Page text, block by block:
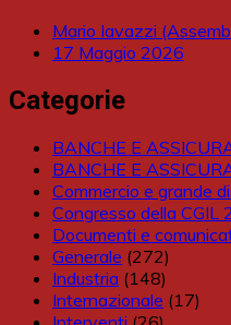
Mario Iavazzi
17 Maggio 2026
Categorie
BANCHE E
BANCHE E
Commercio e grande
Congresso della
Documenti e
Generale (272)
Industria (148)
Internazionale (17)